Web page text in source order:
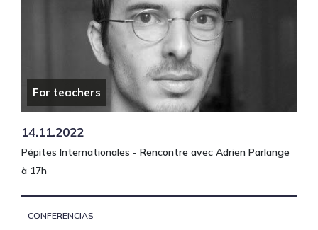
For teachers
14.11.2022
Pépites Internationales - Rencontre avec Adrien Parlange
à 17h
CONFERENCIAS